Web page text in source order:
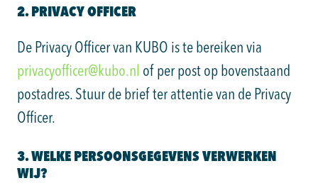
2. PRIVACY OFFICER
De Privacy Officer van KUBO is te bereiken via
privacyofficer@kubo.nl of per post op bovenstaand
postadres. Stuur de brief ter attentie van de Privacy
Officer.
3. WELKE PERSOONSGEGEVENS VERWERKEN
WIJ?